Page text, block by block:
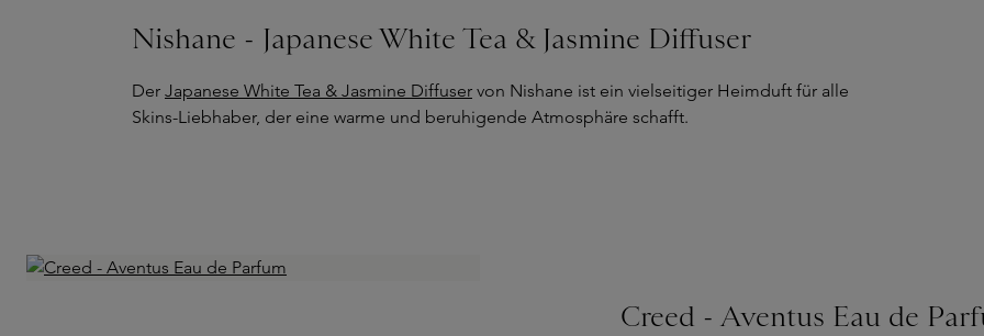
Nishane - Japanese White Tea & Jasmine Diffuser
Der Japanese White Tea & Jasmine Diffuser von Nishane ist ein vielseitiger Heimduft für alle
Skins-Liebhaber, der eine warme und beruhigende Atmosphäre schafft.
Creed - Aventus Eau de